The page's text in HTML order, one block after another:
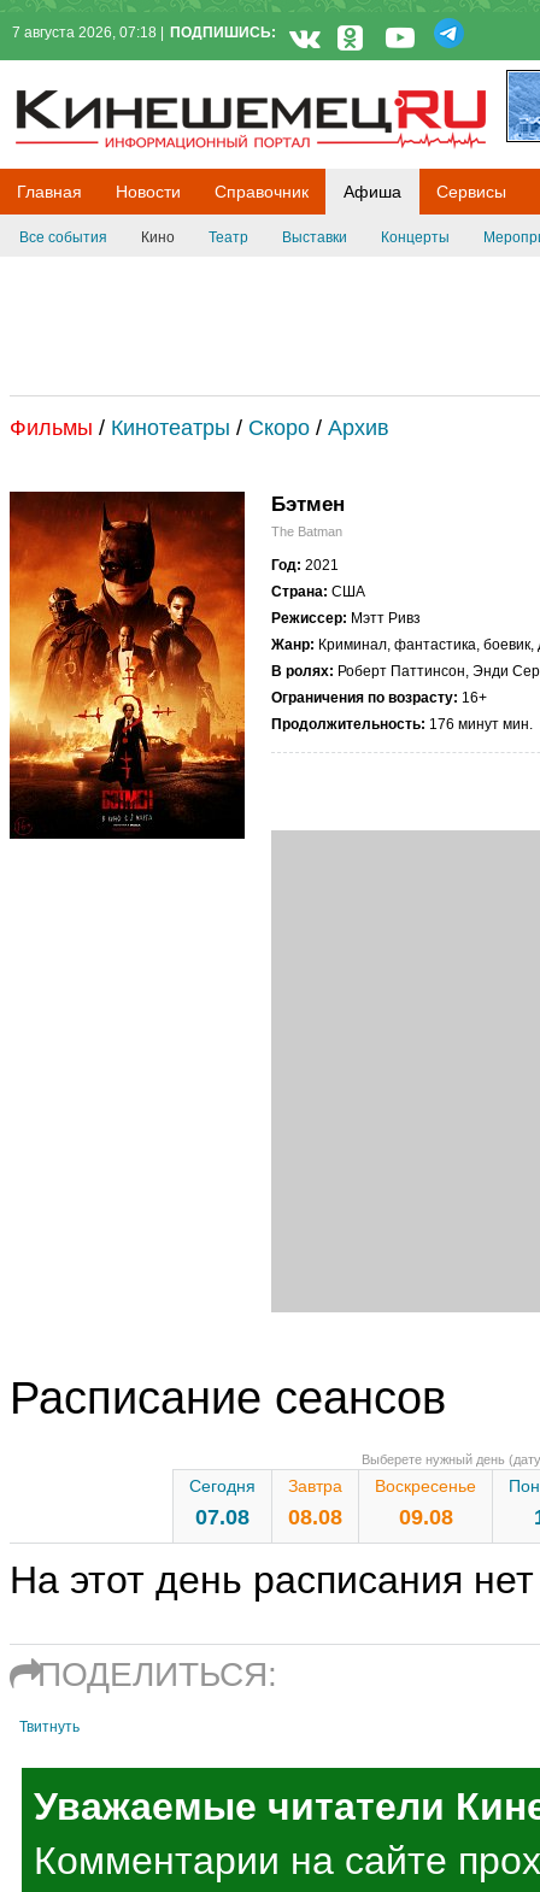
7 августа 2026, 07:18 | ПОДПИШИСЬ:
Главная Новости Справочник Афиша Сервисы
Все события Кино Театр Выставки Концерты
Фильмы / Кинотеатры / Скоро / Архив
Бэтмен
The Batman
Год: 2021
Страна: США
Режиссер: Мэтт Ривз
Жанр: Криминал, фантастика, боевик,
В ролях: Роберт Паттинсон, Энди
Ограничения по возрасту: 16+
Продолжительность: 176 минут мин.
Расписание сеансов
Выберете нужный день
Сегодня
07.08
Завтра
08.08
Воскресенье
09.08
На этот день расписания нет
ПОДЕЛИТЬСЯ:
Твитнуть
Уважаемые читатели
Комментарии на сайте